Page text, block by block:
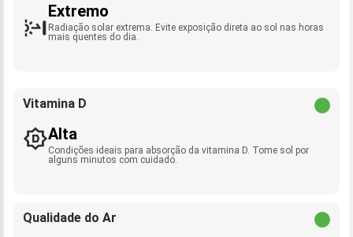
Extremo
Radiação solar extrema. Evite exposição direta ao sol nas horas
mais quentes do dia.
Vitamina D
Alta
Condições ideais para absorção da vitamina D. Tome sol por
alguns minutos com cuidado.
Qualidade do Ar